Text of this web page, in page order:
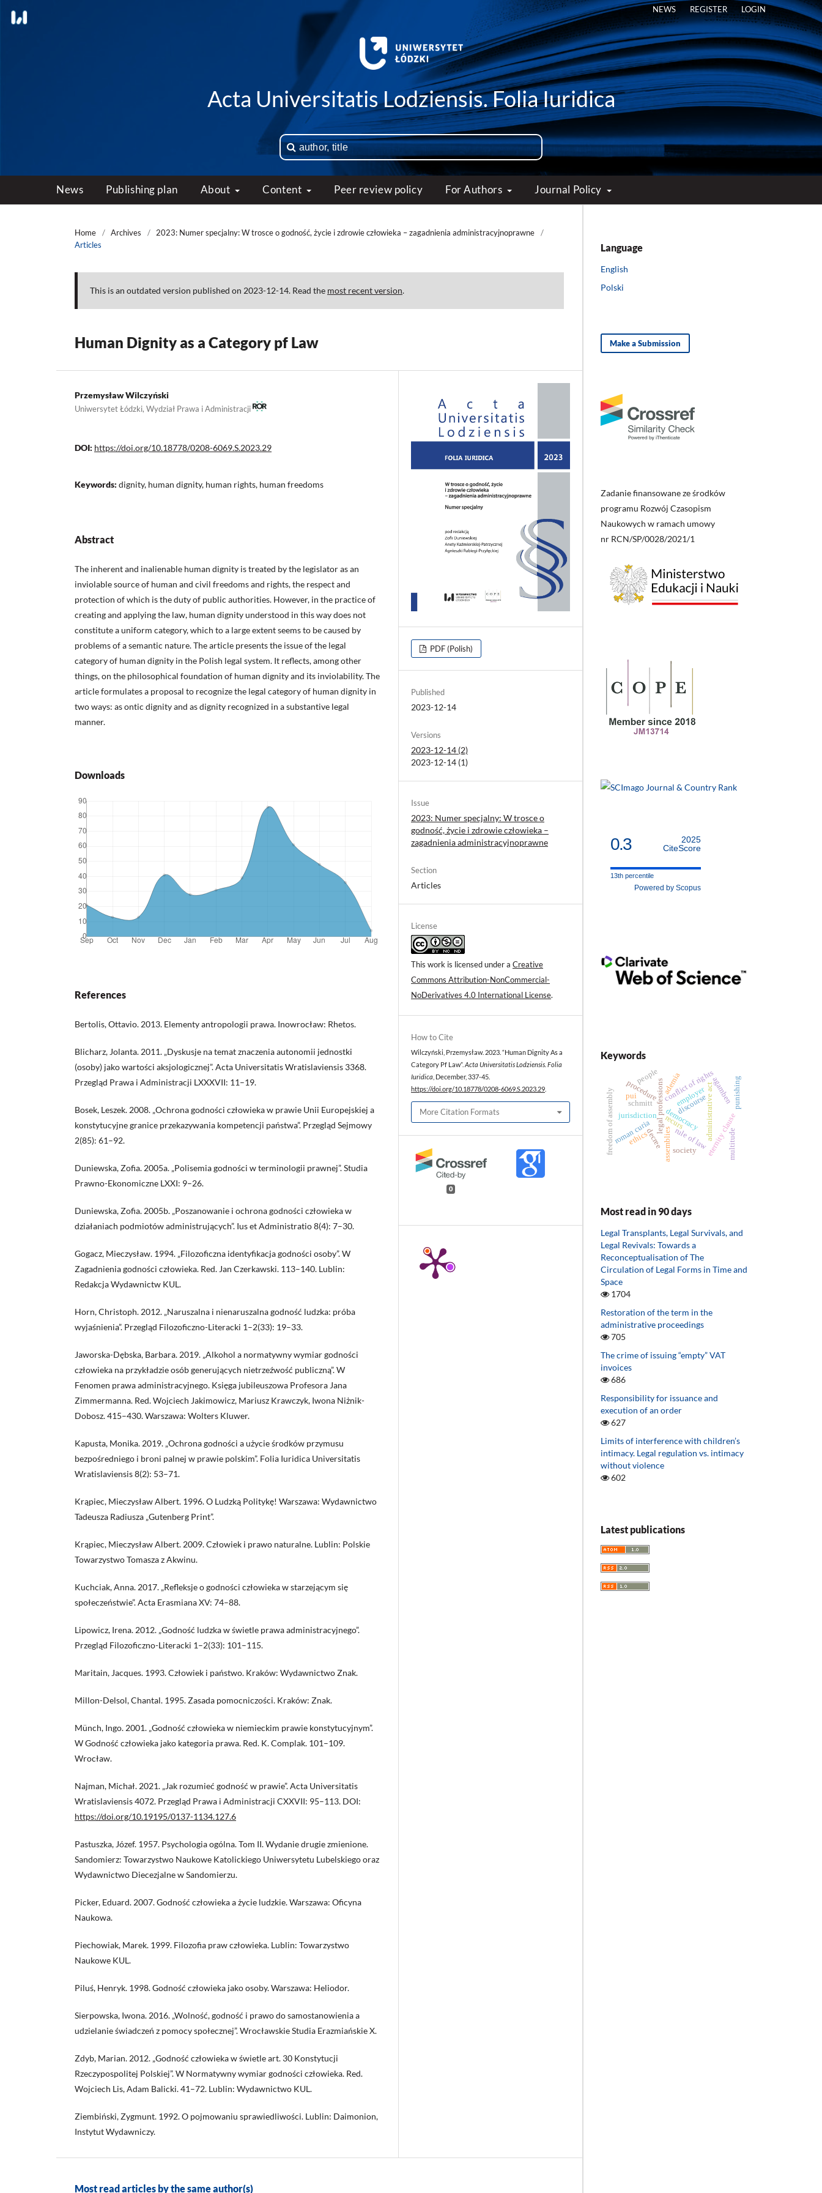
Acta Universitatis Lodziensis. Folia Iuridica
News Publishing plan About Content Peer review policy For Authors Journal Policy
NEWS REGISTER LOGIN
Home / Archives / 2023: Numer specjalny: W trosce o godność, życie i zdrowie człowieka – zagadnienia administracyjnoprawne
/
Articles
This is an outdated version published on 2023-12-14. Read the most recent version.
Human Dignity as a Category pf Law
Przemysław Wilczyński
Uniwersytet Łódzki, Wydział Prawa i Administracji
DOI: https://doi.org/10.18778/0208-6069.S.2023.29
Keywords: dignity, human dignity, human rights, human freedoms
Abstract
The inherent and inalienable human dignity is treated by the legislator as an
inviolable source of human and civil freedoms and rights, the respect and
protection of which is the duty of public authorities. However, in the practice of
creating and applying the law, human dignity understood in this way does not
constitute a uniform category, which to a large extent seems to be caused by
problems of a semantic nature. The article presents the issue of the legal
category of human dignity in the Polish legal system. It reflects, among other
things, on the philosophical foundation of human dignity and its inviolability. The
article formulates a proposal to recognize the legal category of human dignity in
two ways: as ontic dignity and as dignity recognized in a substantive legal
manner.
Downloads
References
Bertolis, Ottavio. 2013. Elementy antropologii prawa. Inowrocław: Rhetos.
Blicharz, Jolanta. 2011. „Dyskusje na temat znaczenia autonomii jednostki
(osoby) jako wartości aksjologicznej”. Acta Universitatis Wratislaviensis 3368.
Przegląd Prawa i Administracji LXXXVII: 11–19.
Bosek, Leszek. 2008. „Ochrona godności człowieka w prawie Unii Europejskiej a
konstytucyjne granice przekazywania kompetencji państwa”. Przegląd Sejmowy
2(85): 61–92.
Duniewska, Zofia. 2005a. „Polisemia godności w terminologii prawnej”. Studia
Prawno-Ekonomiczne LXXI: 9–26.
Duniewska, Zofia. 2005b. „Poszanowanie i ochrona godności człowieka w
działaniach podmiotów administrujących”. Ius et Administratio 8(4): 7–30.
Gogacz, Mieczysław. 1994. „Filozoficzna identyfikacja godności osoby”. W
Zagadnienia godności człowieka. Red. Jan Czerkawski. 113–140. Lublin:
Redakcja Wydawnictw KUL.
Horn, Christoph. 2012. „Naruszalna i nienaruszalna godność ludzka: próba
wyjaśnienia”. Przegląd Filozoficzno-Literacki 1–2(33): 19–33.
Jaworska-Dębska, Barbara. 2019. „Alkohol a normatywny wymiar godności
człowieka na przykładzie osób generujących nietrzeźwość publiczną”. W
Fenomen prawa administracyjnego. Księga jubileuszowa Profesora Jana
Zimmermanna. Red. Wojciech Jakimowicz, Mariusz Krawczyk, Iwona Niżnik-
Dobosz. 415–430. Warszawa: Wolters Kluwer.
Kapusta, Monika. 2019. „Ochrona godności a użycie środków przymusu
bezpośredniego i broni palnej w prawie polskim”. Folia Iuridica Universitatis
Wratislaviensis 8(2): 53–71.
Krąpiec, Mieczysław Albert. 1996. O Ludzką Politykę! Warszawa: Wydawnictwo
Tadeusza Radiusza „Gutenberg Print”.
Krąpiec, Mieczysław Albert. 2009. Człowiek i prawo naturalne. Lublin: Polskie
Towarzystwo Tomasza z Akwinu.
Kuchciak, Anna. 2017. „Refleksje o godności człowieka w starzejącym się
społeczeństwie”. Acta Erasmiana XV: 74–88.
Lipowicz, Irena. 2012. „Godność ludzka w świetle prawa administracyjnego”.
Przegląd Filozoficzno-Literacki 1–2(33): 101–115.
Maritain, Jacques. 1993. Człowiek i państwo. Kraków: Wydawnictwo Znak.
Millon-Delsol, Chantal. 1995. Zasada pomocniczości. Kraków: Znak.
Münch, Ingo. 2001. „Godność człowieka w niemieckim prawie konstytucyjnym”.
W Godność człowieka jako kategoria prawa. Red. K. Complak. 101–109.
Wrocław.
Najman, Michał. 2021. „Jak rozumieć godność w prawie”. Acta Universitatis
Wratislaviensis 4072. Przegląd Prawa i Administracji CXXVII: 95–113. DOI:
https://doi.org/10.19195/0137-1134.127.6
Pastuszka, Józef. 1957. Psychologia ogólna. Tom II. Wydanie drugie zmienione.
Sandomierz: Towarzystwo Naukowe Katolickiego Uniwersytetu Lubelskiego oraz
Wydawnictwo Diecezjalne w Sandomierzu.
Picker, Eduard. 2007. Godność człowieka a życie ludzkie. Warszawa: Oficyna
Naukowa.
Piechowiak, Marek. 1999. Filozofia praw człowieka. Lublin: Towarzystwo
Naukowe KUL.
Piluś, Henryk. 1998. Godność człowieka jako osoby. Warszawa: Heliodor.
Sierpowska, Iwona. 2016. „Wolność, godność i prawo do samostanowienia a
udzielanie świadczeń z pomocy społecznej”. Wrocławskie Studia Erazmiańskie X.
Zdyb, Marian. 2012. „Godność człowieka w świetle art. 30 Konstytucji
Rzeczypospolitej Polskiej”. W Normatywny wymiar godności człowieka. Red.
Wojciech Lis, Adam Balicki. 41–72. Lublin: Wydawnictwo KUL.
Ziembiński, Zygmunt. 1992. O pojmowaniu sprawiedliwości. Lublin: Daimonion,
Instytut Wydawniczy.
PDF (Polish)
Published
2023-12-14
Versions
2023-12-14 (2)
2023-12-14 (1)
Issue
2023: Numer specjalny: W trosce o
godność, życie i zdrowie człowieka –
zagadnienia administracyjnoprawne
Section
Articles
License
This work is licensed under a Creative
Commons Attribution-NonCommercial-
NoDerivatives 4.0 International License.
How to Cite
Wilczyński, Przemysław. 2023. “Human Dignity As a
Category Pf Law”. Acta Universitatis Lodziensis. Folia
Iuridica , December, 337-45.
https://doi.org/10.18778/0208-6069.S.2023.29
More Citation Formats
0
Most read articles by the same author(s)
Language
English
Polski
Make a Submission
Zadanie finansowane ze środków
programu Rozwój Czasopism
Naukowych w ramach umowy
nr RCN/SP/0028/2021/1
0.3
2025
CiteScore
13th percentile
Powered by Scopus
Keywords
ethics
legal professions discourse
jurisdiction recurs
roman curiadecree administrative act
procedure
democracy
rule of laweternity clause
assemblies
freedom of assembly
conflict of rightsagamben
ademia
people
multitude
schmitt punishing
employer
pui
society
Most read in 90 days
Legal Transplants, Legal Survivals, and
Legal Revivals: Towards a
Reconceptualisation of The
Circulation of Legal Forms in Time and
Space
1704
Restoration of the term in the
administrative proceedings
705
The crime of issuing “empty” VAT
invoices
686
Responsibility for issuance and
execution of an order
627
Limits of interference with children’s
intimacy. Legal regulation vs. intimacy
without violence
602
Latest publications